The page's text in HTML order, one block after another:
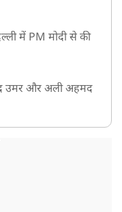
में PM मोदी से की
उमर और अली अहमद
की राजनीति ने